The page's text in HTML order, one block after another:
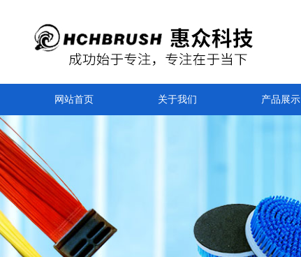
网站首页 关于我们 产品展示